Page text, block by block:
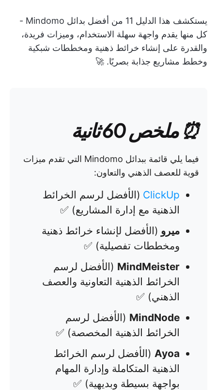
يستكشف هذا الدليل 11 من أفضل بدائل Mindomo -
كل منها يقدم واجهة سهلة الاستخدام، وميزات فريدة،
والقدرة على إنشاء خرائط ذهنية ومخططات شبكية
وخطط مشاريع جذابة بصريًا. 🚀
⏰ ملخص 60 ثانية
فيما يلي قائمة ببدائل Mindomo التي تقدم ميزات
قوية للعصف الذهني والتعاون:
ClickUp (الأفضل لرسم الخرائط
الذهنية مع إدارة المشاريع) ✅
ميرو (الأفضل لإنشاء خرائط ذهنية
ومخططات تفصيلية) ✅
MindMeister (الأفضل لرسم
الخرائط الذهنية التعاونية والعصف
الذهني) ✅
MindNode (الأفضل لرسم
الخرائط الذهنية المخصصة) ✅
Ayoa (الأفضل لرسم الخرائط
الذهنية المتكاملة وإدارة المهام
بواجهة بسيطة وبديهية) ✅